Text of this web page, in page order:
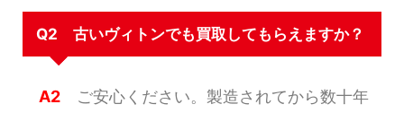
Q2 古いヴィトンでも買取してもらえますか？
A2 ご安心ください。製造されてから数十年